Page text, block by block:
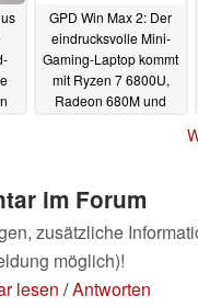
GPD Win Max 2: Der
eindrucksvolle Mini-
Gaming-Laptop kommt
mit Ryzen 7 6800U,
Radeon 680M und
im Forum
zusätzliche
möglich)!
lesen /Antworten